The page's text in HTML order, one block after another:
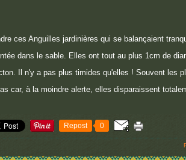
ces Anguilles jardinières qui se balançaient
dans le sable. Elles ont tout au plus 1cm de
Il n'y a pas plus timides qu'elles ! Souvent les
car, à la moindre alerte, elles disparaissent
Repost 0